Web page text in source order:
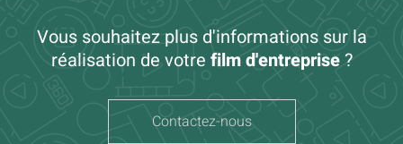
Vous souhaitez plus d'informations sur la
réalisation de votre film d'entreprise?
Contactez-nous